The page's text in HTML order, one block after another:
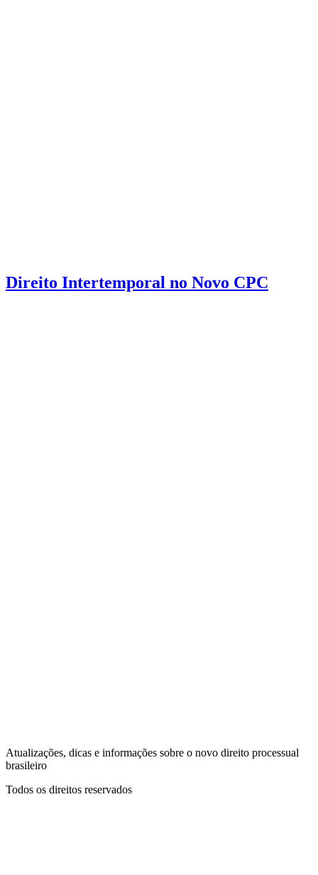
Direito Intertemporal no Novo CPC
Atualizações, dicas e informações sobre o novo direito processual
brasileiro
Todos os direitos reservados